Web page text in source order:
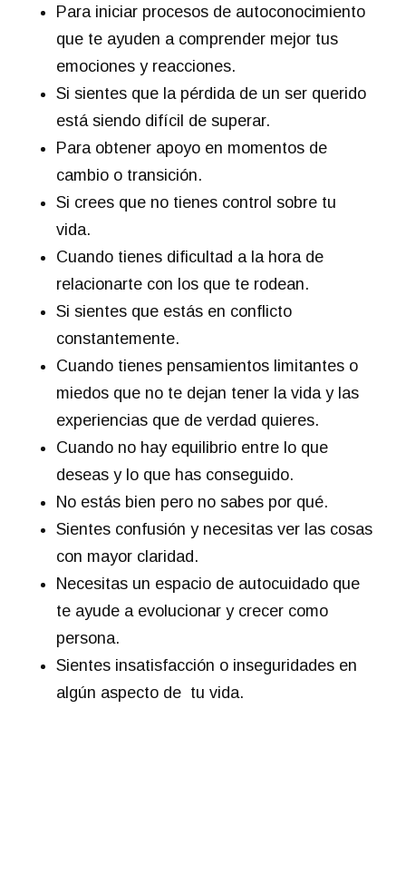
Para iniciar procesos de autoconocimiento
que te ayuden a comprender mejor tus
emociones y reacciones.
Si sientes que la pérdida de un ser querido
está siendo difícil de superar.
Para obtener apoyo en momentos de
cambio o transición.
Si crees que no tienes control sobre tu
vida.
Cuando tienes dificultad a la hora de
relacionarte con los que te rodean.
Si sientes que estás en conflicto
constantemente.
Cuando tienes pensamientos limitantes o
miedos que no te dejan tener la vida y las
experiencias que de verdad quieres.
Cuando no hay equilibrio entre lo que
deseas y lo que has conseguido.
No estás bien pero no sabes por qué.
Sientes confusión y necesitas ver las cosas
con mayor claridad.
Necesitas un espacio de autocuidado que
te ayude a evolucionar y crecer como
persona.
Sientes insatisfacción o inseguridades en
algún aspecto de tu vida.